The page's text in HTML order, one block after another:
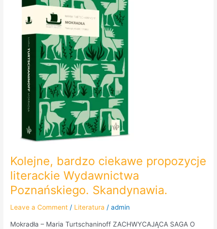
Kolejne, bardzo ciekawe propozycje
literackie Wydawnictwa
Poznańskiego. Skandynawia.
Leave a Comment / Literatura /admin
Mokradła – Maria Turtschaninoff ZACHWYCAJĄCA SAGA O
ciekawe
propozycje
literackie
Wydawnictwa
Poznańskiego.
Skandynawia.